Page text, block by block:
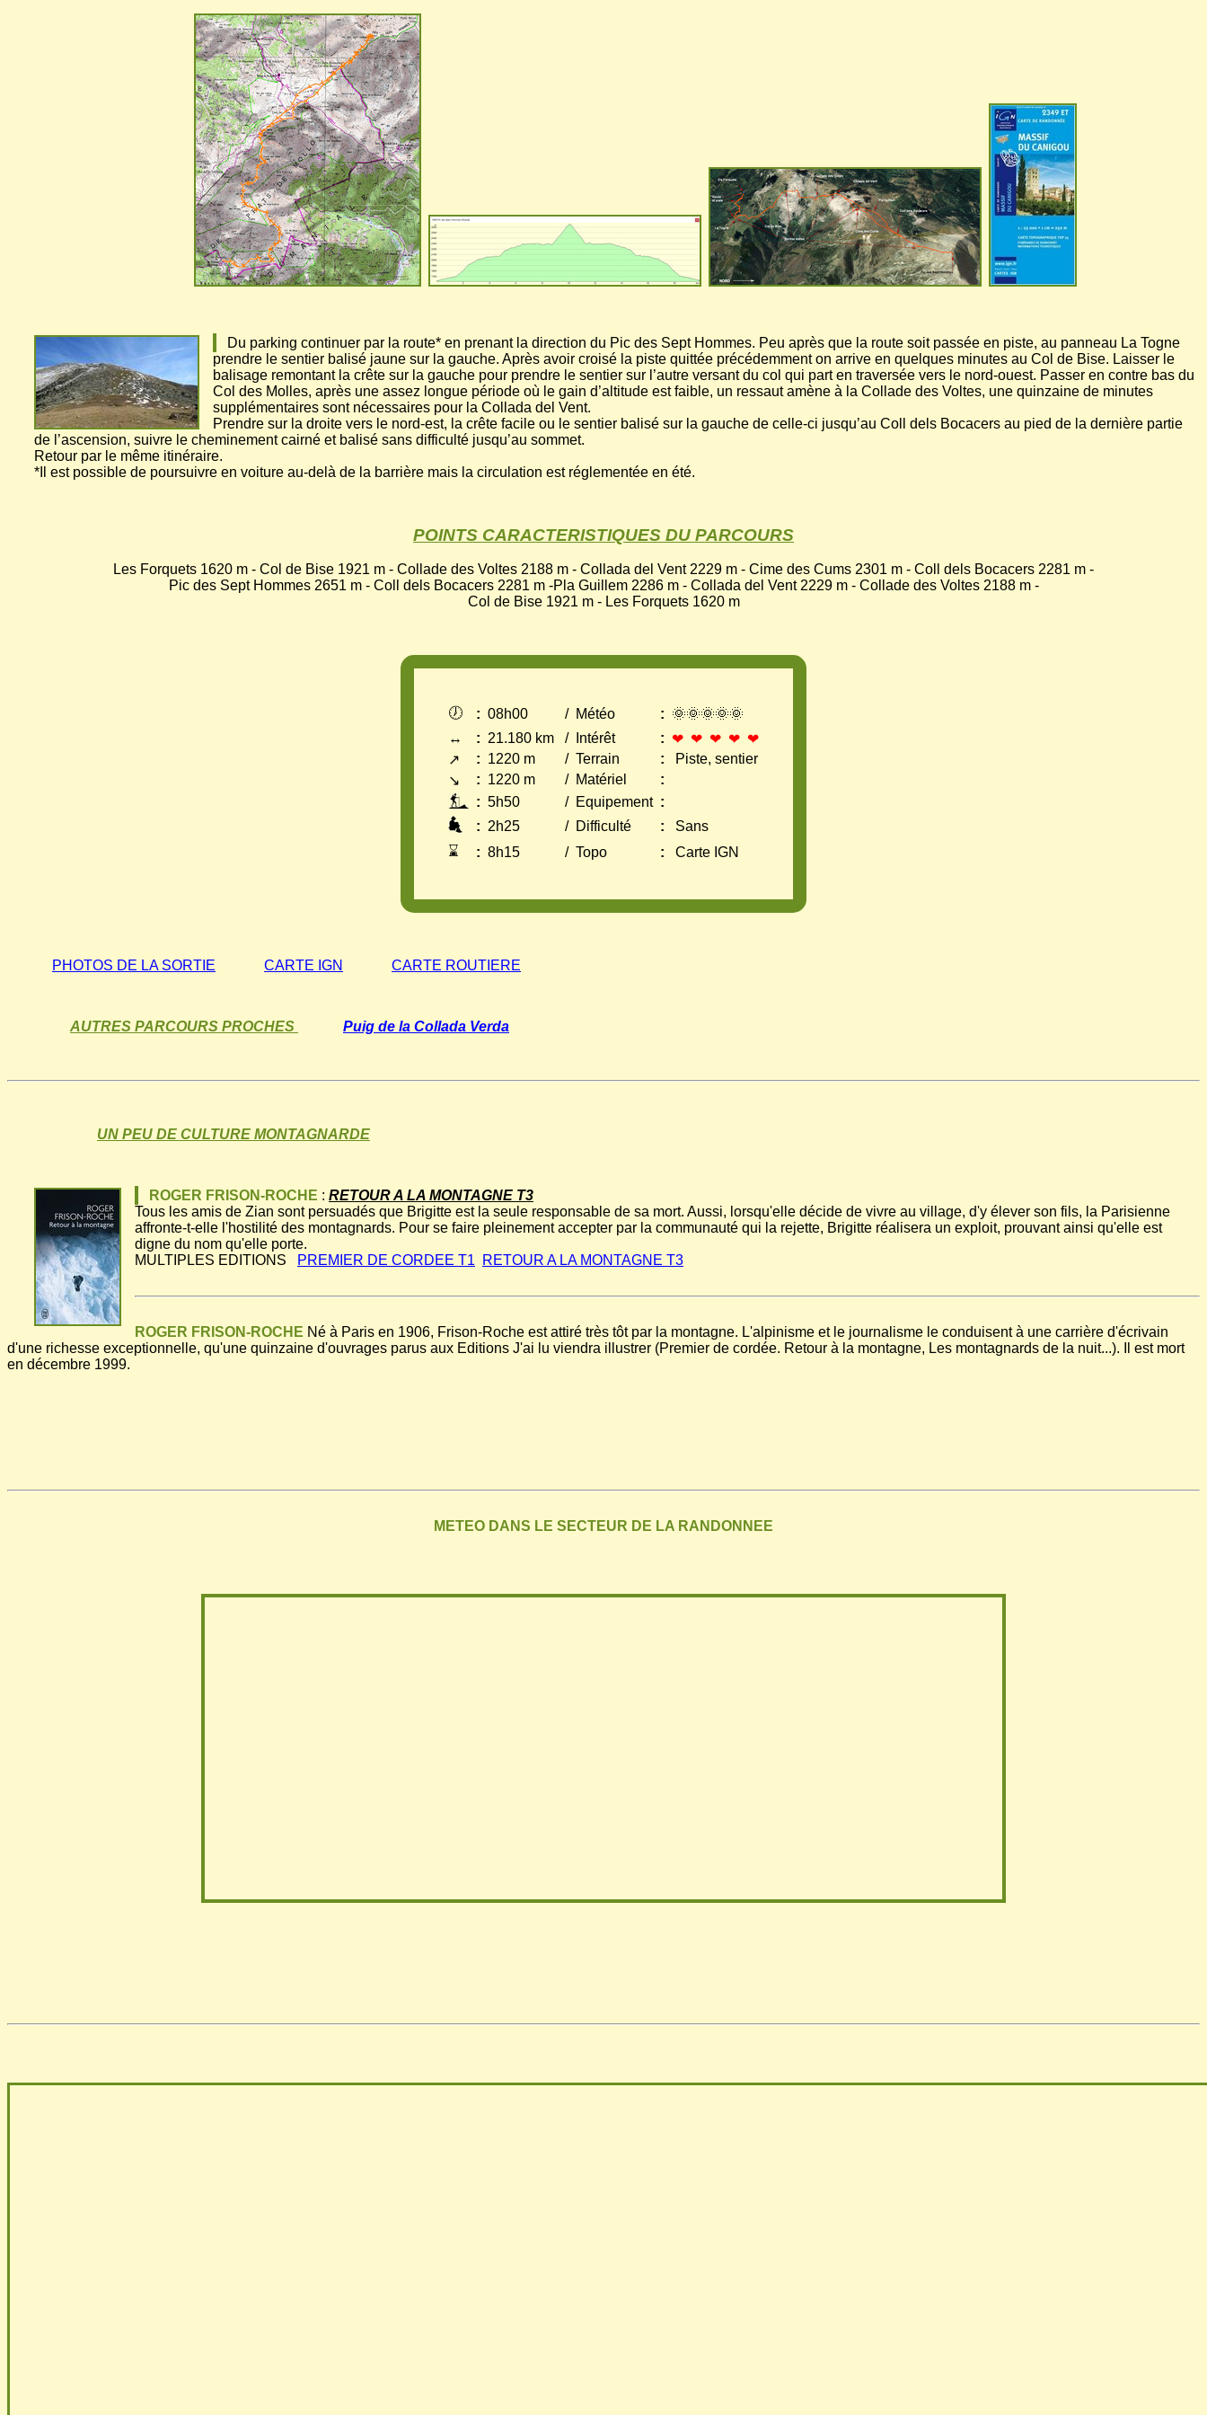
Du parking continuer par la route* en prenant la direction du Pic des Sept Hommes. Peu après que la route soit passée en piste, au panneau La Togne
prendre le sentier balisé jaune sur la gauche. Après avoir croisé la piste quittée précédemment on arrive en quelques minutes au Col de Bise. Laisser le
balisage remontant la crête sur la gauche pour prendre le sentier sur l’autre versant du col qui part en traversée vers le nord-ouest. Passer en contre bas du
Col des Molles, après une assez longue période où le gain d’altitude est faible, un ressaut amène à la Collade des Voltes, une quinzaine de minutes
supplémentaires sont nécessaires pour la Collada del Vent.
Prendre sur la droite vers le nord-est, la crête facile ou le sentier balisé sur la gauche de celle-ci jusqu’au Coll dels Bocacers au pied de la dernière partie
de l’ascension, suivre le cheminement cairné et balisé sans difficulté jusqu’au sommet.
Retour par le même itinéraire.
*Il est possible de poursuivre en voiture au-delà de la barrière mais la circulation est réglementée en été.
POINTS CARACTERISTIQUES DU PARCOURS
Les Forquets 1620 m - Col de Bise 1921 m - Collade des Voltes 2188 m - Collada del Vent 2229 m - Cime des Cums 2301 m - Coll dels Bocacers 2281 m -
Pic des Sept Hommes 2651 m - Coll dels Bocacers 2281 m -Pla Guillem 2286 m - Collada del Vent 2229 m - Collade des Voltes 2188 m -
Col de Bise 1921 m - Les Forquets 1620 m
🕖 : 08h00 / Météo : 🌞🌞🌞🌞🌞
↔
: 21.180 km / Intérêt : ❤ ❤ ❤ ❤ ❤
↗
: 1220 m / Terrain :
Piste, sentier
↘
: 1220 m / Matériel
:
: 5h50 / Equipement :
: 2h25 / Difficulté :
Sans
⌛
: 8h15 / Topo : Carte IGN
PHOTOS DE LA SORTIE CARTE IGN CARTE ROUTIERE
AUTRES PARCOURS PROCHES Puig de la Collada Verda
UN PEU DE CULTURE MONTAGNARDE
ROGER FRISON-ROCHE : RETOUR A LA MONTAGNE T3
Tous les amis de Zian sont persuadés que Brigitte est la seule responsable de sa mort. Aussi, lorsqu'elle décide de vivre au village, d'y élever son fils, la Parisienne
affronte-t-elle l'hostilité des montagnards. Pour se faire pleinement accepter par la communauté qui la rejette, Brigitte réalisera un exploit, prouvant ainsi qu'elle est
digne du nom qu'elle porte.
MULTIPLES EDITIONS
PREMIER DE CORDEE T1 RETOUR A LA MONTAGNE T3
ROGER FRISON-ROCHE Né à Paris en 1906, Frison-Roche est attiré très tôt par la montagne. L'alpinisme et le journalisme le conduisent à une carrière d'écrivain
d'une richesse exceptionnelle, qu'une quinzaine d'ouvrages parus aux Editions J'ai lu viendra illustrer (Premier de cordée. Retour à la montagne, Les montagnards de la nuit...). Il est mort
en décembre 1999.
METEO DANS LE SECTEUR DE LA RANDONNEE